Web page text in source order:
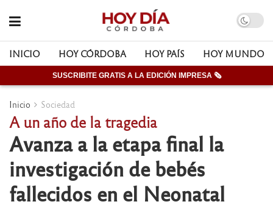
INICIO HOY CÓRDOBA HOY PAÍS HOY MUNDO
SUSCRIBITE GRATIS A LA EDICIÓN IMPRESA 🗞
Inicio Sociedad
A un año de la tragedia
Avanza a la etapa final la
investigación de bebés
fallecidos en el Neonatal